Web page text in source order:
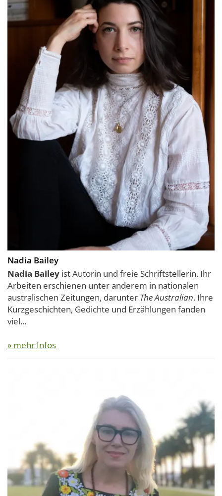
Nadia Bailey
Nadia Bailey ist Autorin und freie Schriftstellerin. Ihr
Arbeiten erschienen unter anderem in nationalen
australischen Zeitungen, darunter The Australian. Ihre
Kurzgeschichten, Gedichte und Erzählungen fanden
viel...
» mehr Infos